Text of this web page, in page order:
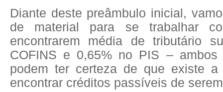
Diante deste preâmbulo inicial,
de material para se trabalhar
encontrarem média de tributário
COFINS e 0,65% no PIS – ambos
podem ter certeza de que existe a
encontrar créditos passíveis de